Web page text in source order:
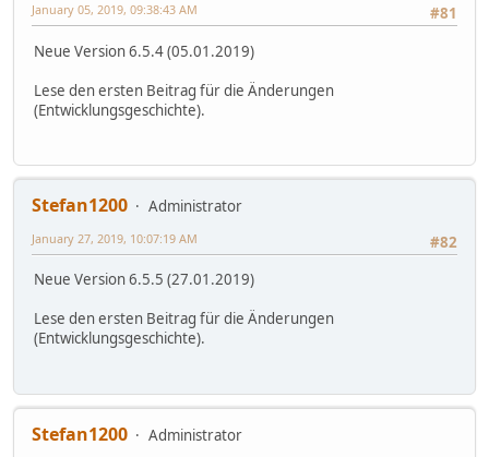
#81
January 05, 2019, 09:38:43 AM
Neue Version 6.5.4 (05.01.2019)
Lese den ersten Beitrag für die Änderungen
(Entwicklungsgeschichte).
Stefan1200
Administrator
#82
January 27, 2019, 10:07:19 AM
Neue Version 6.5.5 (27.01.2019)
Lese den ersten Beitrag für die Änderungen
(Entwicklungsgeschichte).
Stefan1200
Administrator